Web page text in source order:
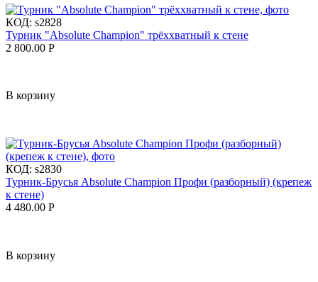
КОД: s2828
Турник "Absolute Champion" трёххватный к стене
2 800.00 Р
В корзину
КОД: s2830
Турник-Брусья Absolute Champion Профи (разборный) (крепеж
к стене)
4 480.00 Р
В корзину